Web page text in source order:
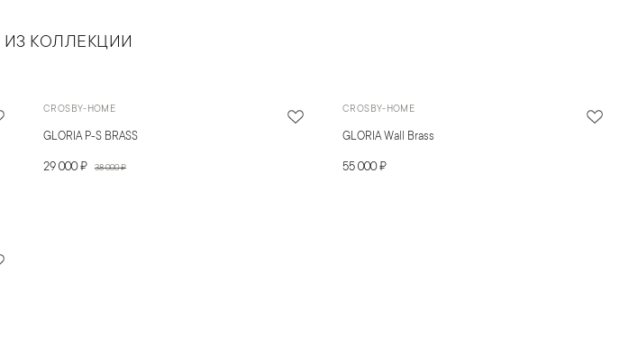
ИЗ КОЛЛЕКЦИИ
CROSBY-HOME
GLORIA P-S BRASS
29 000 ₽ 38 000 ₽
CROSBY-HOME
GLORIA Wall Brass
55 000 ₽